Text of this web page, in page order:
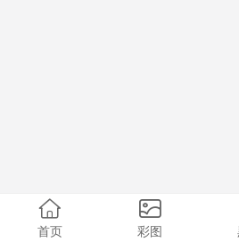
首页 彩图